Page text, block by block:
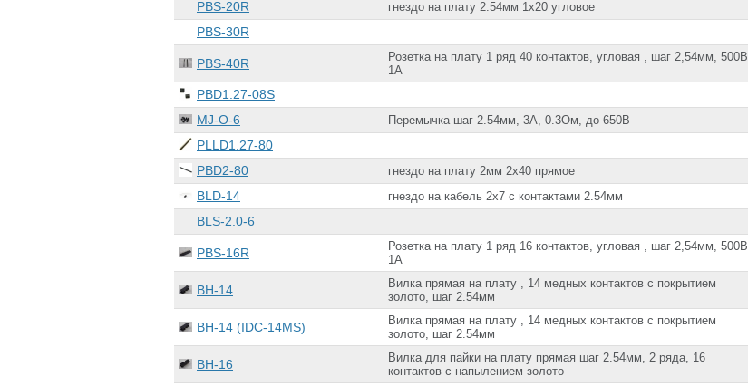
PBS-20R гнездо на плату 2.54мм 1х20 угловое
PBS-30R
PBS-40R
Розетка на плату 1 ряд 40 контактов, угловая , шаг 2,54мм, 500В,
1А
PBD1.27-08S
MJ-O-6 Перемычка шаг 2.54мм, 3А, 0.3Ом, до 650В
PLLD1.27-80
PBD2-80 гнездо на плату 2мм 2х40 прямое
BLD-14 гнездо на кабель 2х7 с контактами 2.54мм
BLS-2.0-6
PBS-16R
Розетка на плату 1 ряд 16 контактов, угловая , шаг 2,54мм, 500В,
1А
BH-14
Вилка прямая на плату , 14 медных контактов с покрытием
золото, шаг 2.54мм
BH-14 (IDC-14MS)
Вилка прямая на плату , 14 медных контактов с покрытием
золото, шаг 2.54мм
BH-16
Вилка для пайки на плату прямая шаг 2.54мм, 2 ряда, 16
контактов с напылением золото